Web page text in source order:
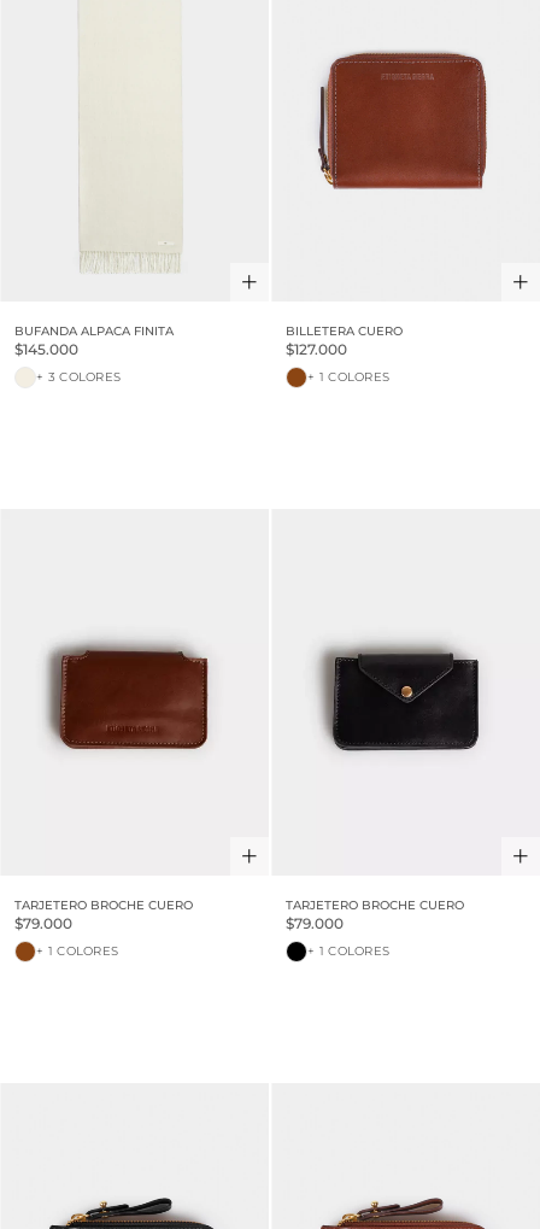
BUFANDA ALPACA FINITA
$145.000
+ 3 COLORES
BILLETERA CUERO
$127.000
+ 1 COLORES
TARJETERO BROCHE CUERO
$79.000
+ 1 COLORES
TARJETERO BROCHE CUERO
$79.000
+ 1 COLORES